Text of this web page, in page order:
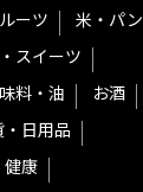
ーツ
米・パン
スイーツ
料・油
お酒
・日用品
健康